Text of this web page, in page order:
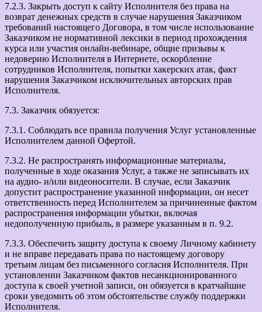
7.2.3. Закрыть доступ к сайту Исполнителя без права на
возврат денежных средств в случае нарушения Заказчиком
требований настоящего Договора, в том числе использование
Заказчиком не нормативной лексики в период прохождения
курса или участия онлайн-вебинаре, общие призывы к
недоверию Исполнителя в Интернете, оскорбление
сотрудников Исполнителя, попытки хакерских атак, факт
нарушения Заказчиком исключительных авторских прав
Исполнителя.
7.3. Заказчик обязуется:
7.3.1. Соблюдать все правила получения Услуг установленные
Исполнителем данной Офертой.
7.3.2. Не распространять информационные материалы,
полученные в ходе оказания Услуг, а также не записывать их
на аудио- и/или видеоносители. В случае, если Заказчик
допустит распространение указанной информации, он несет
ответственность перед Исполнителем за причиненные фактом
распространения информации убытки, включая
недополученную прибыль, в размере указанным в п. 9.2.
7.3.3. Обеспечить защиту доступа к своему Личному кабинету
и не вправе передавать права по настоящему договору
третьим лицам без письменного согласия Исполнителя. При
установлении Заказчиком фактов несанкционированного
доступа к своей учетной записи, он обязуется в кратчайшие
сроки уведомить об этом обстоятельстве службу поддержки
Исполнителя.